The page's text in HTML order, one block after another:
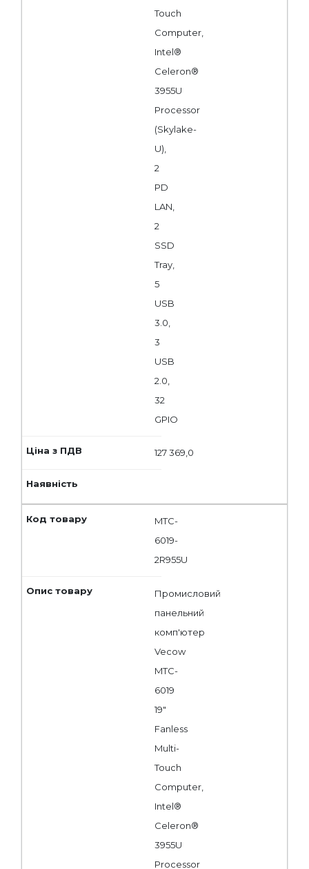
Touch
Computer,
Intel®
Celeron®
3955U
Processor
(Skylake-
U),
2
PD
LAN,
2
SSD
Tray,
5
USB
3.0,
3
USB
2.0,
32
GPIO
127 369,0
MTC-
6019-
2R955U
Промисловий
панельний
комп'ютер
Vecow
MTC-
6019
19"
Fanless
Multi-
Touch
Computer,
Intel®
Celeron®
3955U
Processor